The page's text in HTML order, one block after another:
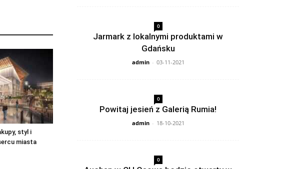
styl i
miasta
0
Jarmark z lokalnymi produktami w
Gdańsku
admin - 03-11-2021
0
Powitaj jesień z Galerią Rumia!
admin - 18-10-2021
0